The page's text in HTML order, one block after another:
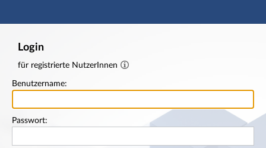
Hauptnavigation
Login
für registrierte NutzerInnen
Benutzername:
Passwort: